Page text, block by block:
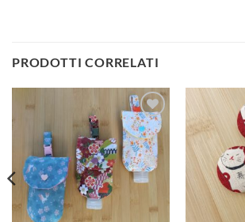
PRODOTTI CORRELATI
Aggiungi
alla lista
dei
desideri